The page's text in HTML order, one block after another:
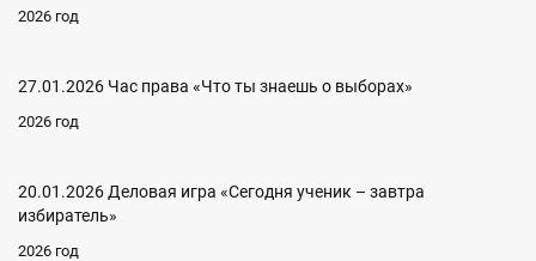
2026 год
27.01.2026 Час права «Что ты знаешь о выборах»
2026 год
20.01.2026 Деловая игра «Сегодня ученик – завтра
избиратель»
2026 год